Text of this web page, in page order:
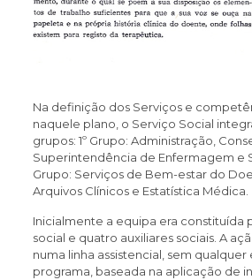
Na definição dos Serviços e
naquele plano, o Serviço Social
grupos: 1º Grupo: Administração,
Superintendência de Enfermagem e
Grupo: Serviços de Bem-estar do
Arquivos Clínicos e Estatística Médica.
Inicialmente a equipa era constituída
social e quatro auxiliares sociais. A
numa linha assistencial, sem qualquer
programa, baseada na aplicação de